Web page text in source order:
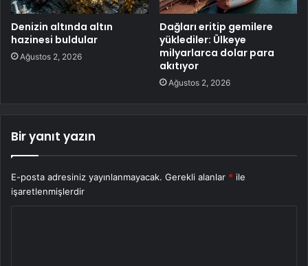
Denizin altında altın
hazinesi buldular
Ağustos 2, 2026
Dağları eritip gemilere
yüklediler: Ülkeye
milyarlarca dolar para
akıtıyor
Ağustos 2, 2026
Bir yanıt yazın
E-posta adresiniz yayınlanmayacak. Gerekli alanlar * ile
işaretlenmişlerdir